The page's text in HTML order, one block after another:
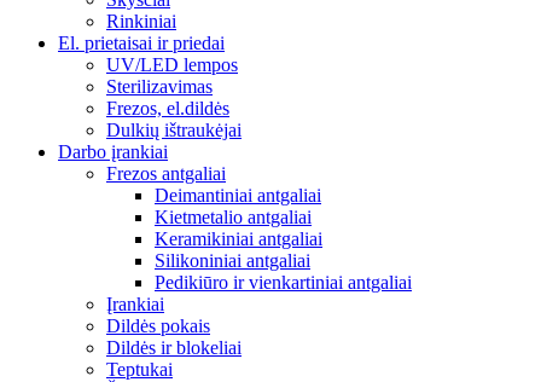
Rinkiniai
El. prietaisai ir priedai
UV/LED lempos
Sterilizavimas
Frezos, el.dildės
Dulkių ištraukėjai
Darbo įrankiai
Frezos antgaliai
Deimantiniai antgaliai
Kietmetalio antgaliai
Keramikiniai antgaliai
Silikoniniai antgaliai
Pedikiūro ir vienkartiniai antgaliai
Įrankiai
Dildės pokais
Dildės ir blokeliai
Teptukai